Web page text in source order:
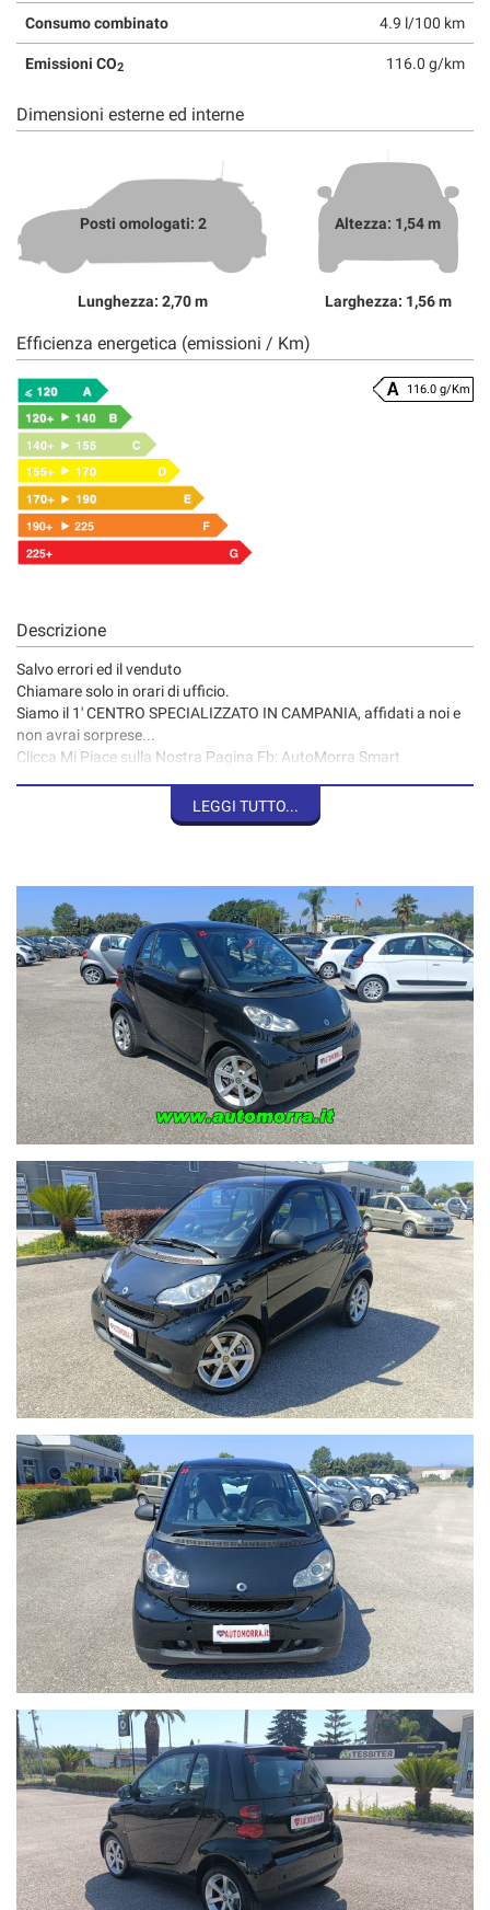
Consumo combinato 4.9 l/100 km
Emissioni CO2 116.0 g/km
Dimensioni esterne ed interne
Posti omologati: 2
Lunghezza: 2,70 m
Altezza: 1,54 m
Larghezza: 1,56 m
Efficienza energetica (emissioni / Km)
116.0 g/Km
Descrizione
Salvo errori ed il venduto
Chiamare solo in orari di ufficio.
Siamo il 1' CENTRO SPECIALIZZATO IN CAMPANIA, affidati a noi e
non avrai sorprese...
Clicca Mi Piace sulla Nostra Pagina Fb: AutoMorra Smart
Grazie al Ns. CENTRO SPECIALIZZATO SMART
Ci venga a trovare da vicino in modo da poter visionare l'auto e la
ns. struttura,
inoltre abbiamo oltre 60 Smart disponibili.
Per ulteriori info e foto può visitare automorra.it
Sulla presente vettura vi proponiamo:
12 Mesi di garanzia con Assistenza in Sede.
Possibilità di finanziamento a tasso agevolato
Scrupolosi controlli prima della consegna.
Tagliando Completo.
Lavaggio ed igienizzazione abitacolo.
Possibilità di ricevimento clienti in stazione ferroviaria mediante
appuntamento.
Grazie alla Ns posizione strategica all'uscita del casello
Autostradale di Capua siamo raggiungibili in:
20 minuti da Napoli
25 minuti da Cassino
30 minuti da Avellino
40 minuti da Benevento
40 minuti da Salerno
''PREZZO SENZA PERMUTA E NON EFFETTUIAMO SCAMBI''
LEGGI TUTTO...